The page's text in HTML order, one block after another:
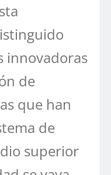
innovadoras
de
que han
de
superior